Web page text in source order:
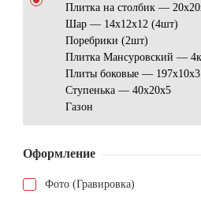
Плитка на столбик —
Шар — 14х12х12 (4шт)
Поребрики (2шт)
Плитка Мансуровский —
Плиты боковые —
Ступенька — 40х20х5
Газон
Оформление
Фото (Гравировка)